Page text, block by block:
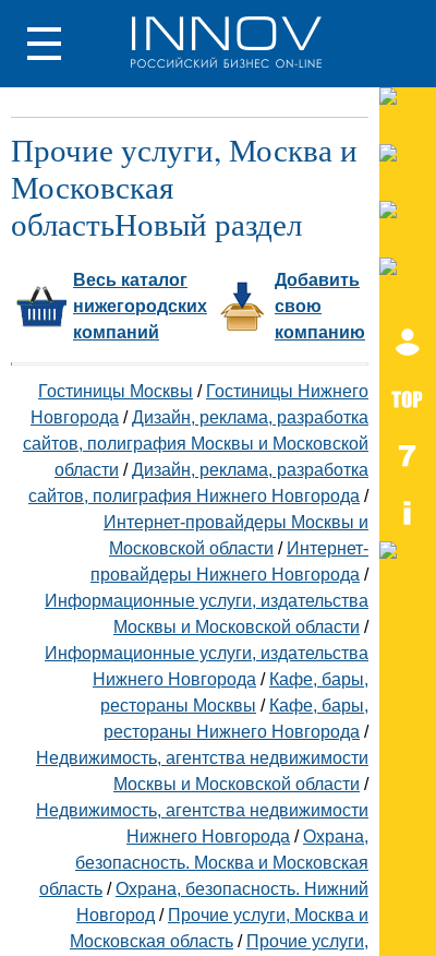
Прочие услуги, Москва и
Московская
областьНовый раздел
Весь каталог
нижегородских
компаний
Добавить
свою
компанию
Гостиницы Москвы / Гостиницы Нижнего
Новгорода /Дизайн, реклама, разработка
сайтов, полиграфия Москвы и Московской
области /Дизайн, реклама, разработка
сайтов, полиграфия Нижнего Новгорода /
Интернет-провайдеры Москвы и
Московской области / Интернет-
провайдеры Нижнего Новгорода /
Информационные услуги, издательства
Москвы и Московской области /
Информационные услуги, издательства
Нижнего Новгорода / Кафе, бары,
рестораны Москвы / Кафе, бары,
рестораны Нижнего Новгорода /
Недвижимость, агентства недвижимости
Москвы и Московской области /
Недвижимость, агентства недвижимости
Нижнего Новгорода /Охрана,
безопасность. Москва и Московская
область /Охрана, безопасность. Нижний
Новгород / Прочие услуги, Москва и
Московская область / Прочие услуги,